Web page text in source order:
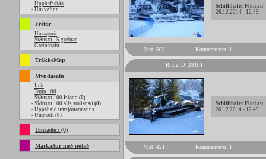
- Upphafssíða
- Um vefinn
Fréttir
- Umsagnir
- Síðustu 15 greinar
- Greinasafn
TråkkeMap
Myndasafn
- Leit
- Topp 100
- Síðustu 100 Island (0)
- Síðustu 100 alls staðar að (0)
- Uppáhald umsjónarmanns
- Ummæli (0)
Umræður (0)
Markaður með notað
Schiffthaler Florian
26.12.2014 - 12.49
Vist: 505 Kommentarer: 1
Bilde ID: 28101
Schiffthaler Florian
26.12.2014 - 12.49
Vist: 421 Kommentarer: 1